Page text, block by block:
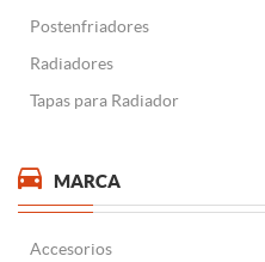
Postenfriadores
Radiadores
Tapas para Radiador
MARCA
Accesorios